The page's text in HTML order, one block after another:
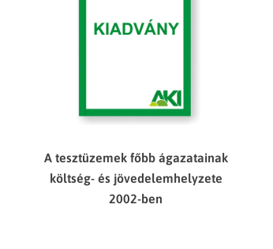
A tesztüzemek főbb ágazatainak
költség- és jövedelemhelyzete
2002-ben